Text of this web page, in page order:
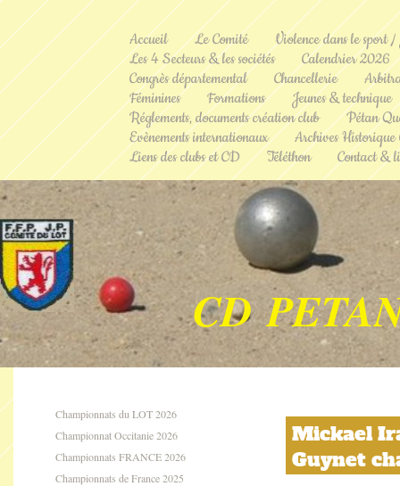
Accueil Le Comité
Violence dans le sport
Les 4 Secteurs & les sociétés
Calendrier 2026
Congrès départemental
Chancellerie
Féminines
Formations
Jeunes & technique
Réglements, documents création club
Pétan
Evènements internationaux
Archives
Liens des clubs et CD
Téléthon Contact &
CD
Championnats du LOT 2026
Championnat Occitanie 2026
Championnats FRANCE 2026
Championnats de France 2025
Mickael
Guynet